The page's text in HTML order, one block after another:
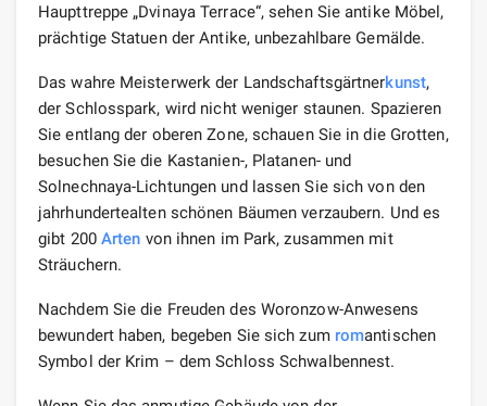
Haupttreppe „Dvinaya Terrace“, sehen Sie antike Möbel,
prächtige Statuen der Antike, unbezahlbare Gemälde.
Das wahre Meisterwerk der Landschaftsgärtnerkunst,
der Schlosspark, wird nicht weniger staunen. Spazieren
Sie entlang der oberen Zone, schauen Sie in die Grotten,
besuchen Sie die Kastanien-, Platanen- und
Solnechnaya-Lichtungen und lassen Sie sich von den
jahrhundertealten schönen Bäumen verzaubern. Und es
gibt 200 Arten von ihnen im Park, zusammen mit
Sträuchern.
Nachdem Sie die Freuden des Woronzow-Anwesens
bewundert haben, begeben Sie sich zum romantischen
Symbol der Krim – dem Schloss Schwalbennest.